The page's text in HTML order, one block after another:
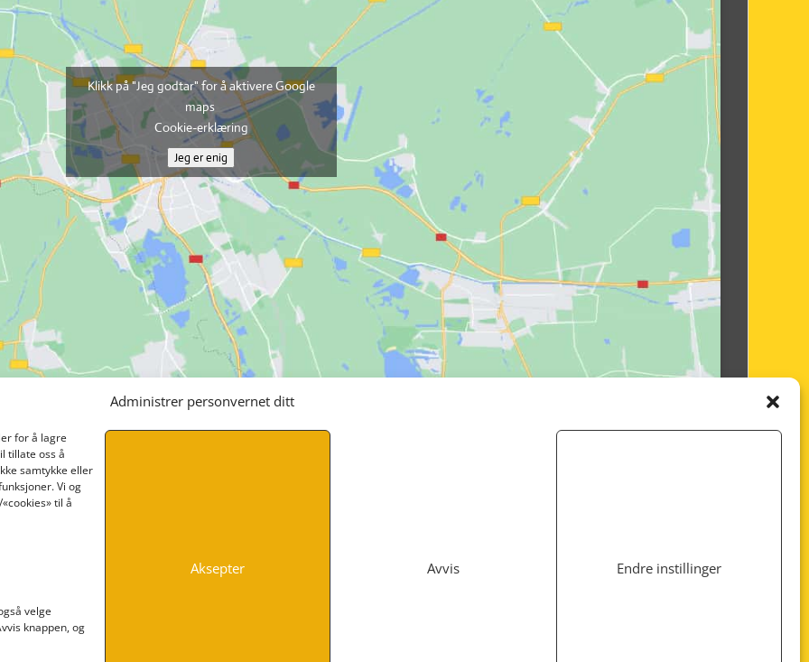
Administrer personvernet ditt
for å lagre
tillate oss å
samtykke eller
Vi og
til å
velge
knappen, og
Aksepter Avvis Endre instillinger
Klikk på "Jeg godtar" for å aktivere Google
maps
Cookie-erklæring
Jeg er enig
INFORMASJON